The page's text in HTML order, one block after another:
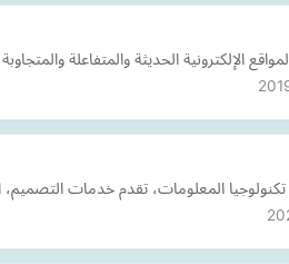
الإلكترونية الحديثة والمتفاعلة
المعلومات، تقدم خدمات التصميم،